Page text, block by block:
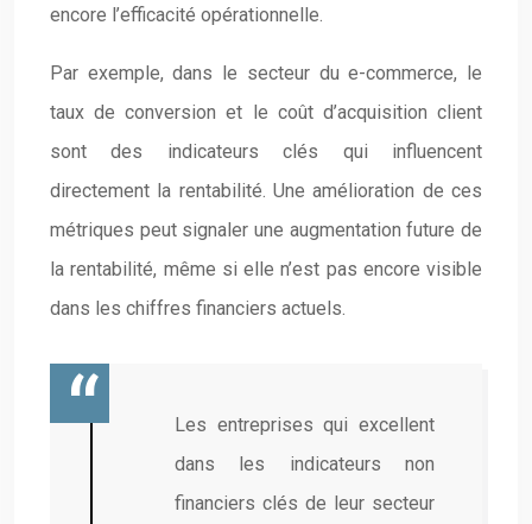
encore l’efficacité opérationnelle.
Par exemple, dans le secteur du e-commerce, le
taux de conversion et le coût d’acquisition client
sont des indicateurs clés qui influencent
directement la rentabilité. Une amélioration de ces
métriques peut signaler une augmentation future de
la rentabilité, même si elle n’est pas encore visible
dans les chiffres financiers actuels.
Les entreprises qui excellent
dans les indicateurs non
financiers clés de leur secteur